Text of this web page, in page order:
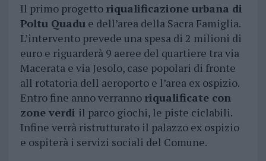
Il primo progetto riqualificazione urbana di
Poltu Quadue dell’area della Sacra Famiglia.
L’intervento prevede una spesa di 2 milioni di
euro e riguarderà 9 aeree del quartiere tra via
Macerata e via Jesolo, case popolari di fronte
all rotatoria dell aeroporto e l’area ex ospizio.
Entro fine anno verranno riqualificate con
zone verdi il parco giochi, le piste ciclabili.
Infine verrà ristrutturato il palazzo ex ospizio
e ospiterà i servizi sociali del Comune.